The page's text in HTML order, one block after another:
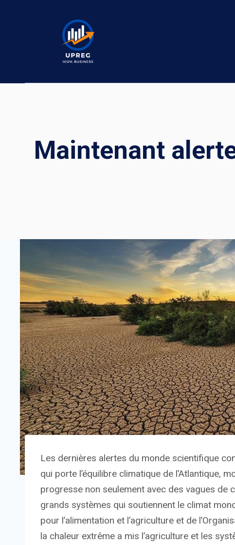
Maintenant
Les dernières alertes du monde scientifique
qui porte l’équilibre climatique de l’Atlantique,
progresse non seulement avec des vagues de
grands systèmes qui soutiennent le climat
pour l’alimentation et l’agriculture et de
la chaleur extrême a mis l’agriculture et les